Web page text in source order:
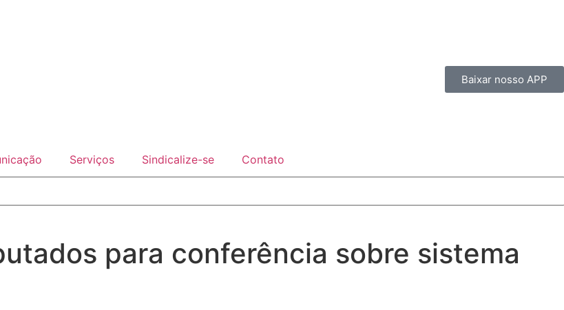
Baixar nosso APP
Serviços Sindicalize-se Contato
para conferência sobre sistema